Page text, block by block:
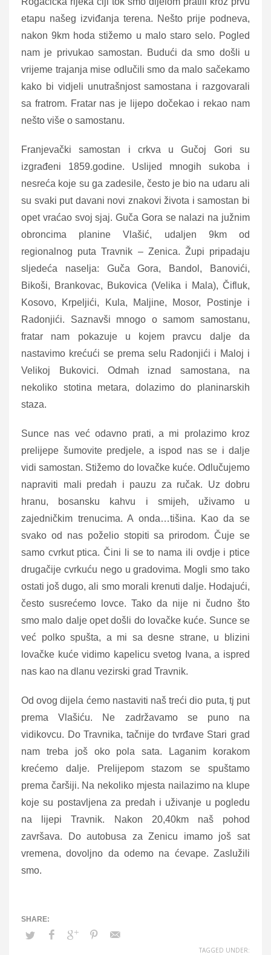
etapu našeg izviđanja terena. Nešto prije podneva,
nakon 9km hoda stižemo u malo staro selo. Pogled
nam je privukao samostan. Budući da smo došli u
vrijeme trajanja mise odlučili smo da malo sačekamo
kako bi vidjeli unutrašnjost samostana i razgovarali
sa fratrom. Fratar nas je lijepo dočekao i rekao nam
nešto više o samostanu.
Franjevački samostan i crkva u Gučoj Gori su
izgrađeni 1859.godine. Uslijed mnogih sukoba i
nesreća koje su ga zadesile, često je bio na udaru ali
su svaki put davani novi znakovi života i samostan bi
opet vraćao svoj sjaj. Guča Gora se nalazi na južnim
obroncima planine Vlašić, udaljen 9km od
regionalnog puta Travnik – Zenica. Župi pripadaju
sljedeća naselja: Guča Gora, Bandol, Banovići,
Bikoši, Brankovac, Bukovica (Velika i Mala), Čifluk,
Kosovo, Krpeljići, Kula, Maljine, Mosor, Postinje i
Radonjići. Saznavši mnogo o samom samostanu,
fratar nam pokazuje u kojem pravcu dalje da
nastavimo krećući se prema selu Radonjići i Maloj i
Velikoj Bukovici. Odmah iznad samostana, na
nekoliko stotina metara, dolazimo do planinarskih
staza.
Sunce nas već odavno prati, a mi prolazimo kroz
prelijepe šumovite predjele, a ispod nas se i dalje
vidi samostan. Stižemo do lovačke kuće. Odlučujemo
napraviti mali predah i pauzu za ručak. Uz dobru
hranu, bosansku kahvu i smijeh, uživamo u
zajedničkim trenucima. A onda…tišina. Kao da se
svako od nas poželio stopiti sa prirodom. Čuje se
samo cvrkut ptica. Čini li se to nama ili ovdje i ptice
drugačije cvrkuću nego u gradovima. Mogli smo tako
ostati još dugo, ali smo morali krenuti dalje. Hodajući,
često susrećemo lovce. Tako da nije ni čudno što
smo malo dalje opet došli do lovačke kuće. Sunce se
već polko spušta, a mi sa desne strane, u blizini
lovačke kuće vidimo kapelicu svetog Ivana, a ispred
nas kao na dlanu vezirski grad Travnik.
Od ovog dijela ćemo nastaviti naš treći dio puta, tj put
prema Vlašiću. Ne zadržavamo se puno na
vidikovcu. Do Travnika, tačnije do tvrđave Stari grad
nam treba još oko pola sata. Laganim korakom
krećemo dalje. Prelijepom stazom se spuštamo
prema čaršiji. Na nekoliko mjesta nailazimo na klupe
koje su postavljena za predah i uživanje u pogledu
na lijepi Travnik. Nakon 20,40km naš pohod
završava. Do autobusa za Zenicu imamo još sat
vremena, dovoljno da odemo na ćevape. Zaslužili
smo.
TAGGED UNDER: